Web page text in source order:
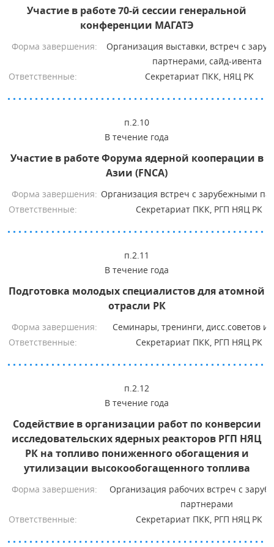
Участие в работе 70-й сессии генеральной
конференции МАГАТЭ
Форма завершения:
Организация выставки, встреч с
партнерами, сайд-ивента
Ответственные:
Секретариат ПКК, НЯЦ РК
п.2.10
В течение года
Участие в работе Форума ядерной кооперации в
Азии (FNCA)
Форма завершения: Организация встреч с зарубежными
Ответственные:
Секретариат ПКК, РГП НЯЦ РК
п.2.11
В течение года
Подготовка молодых специалистов для атомной
отрасли РК
Форма завершения:
Семинары, тренинги, дисс.советов и
Ответственные:
Секретариат ПКК, РГП НЯЦ РК
п.2.12
В течение года
Содействие в организации работ по конверсии
исследовательских ядерных реакторов РГП НЯЦ
РК на топливо пониженного обогащения и
утилизации высокообогащенного топлива
Форма завершения:
Организация рабочих встреч с
партнерами
Ответственные:
Секретариат ПКК, РГП НЯЦ РК